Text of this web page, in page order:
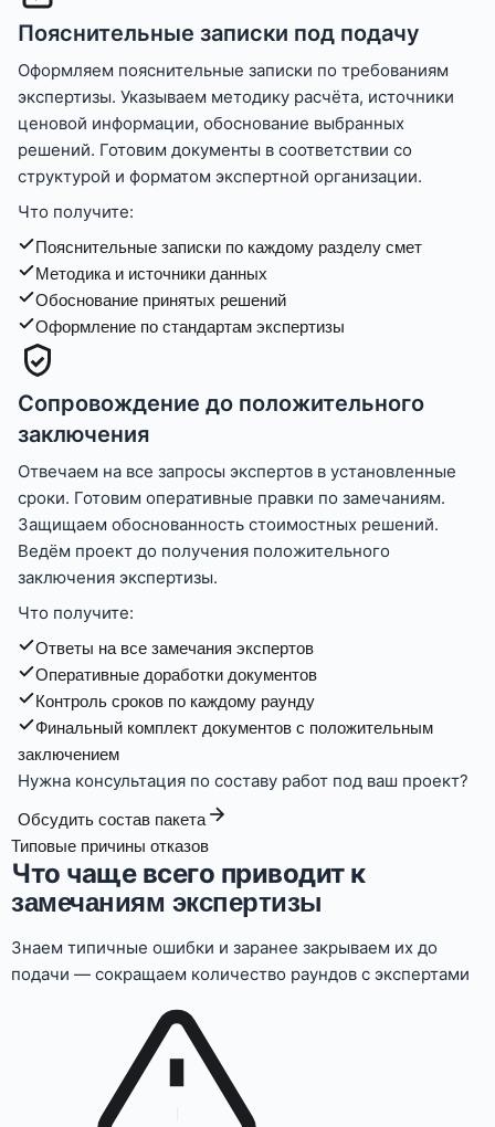
Пояснительные записки под подачу
Оформляем пояснительные записки по требованиям
экспертизы. Указываем методику расчёта, источники
ценовой информации, обоснование выбранных
решений. Готовим документы в соответствии со
структурой и форматом экспертной организации.
Что получите:
Пояснительные записки по каждому разделу смет
Методика и источники данных
Обоснование принятых решений
Оформление по стандартам экспертизы
Сопровождение до положительного
заключения
Отвечаем на все запросы экспертов в установленные
сроки. Готовим оперативные правки по замечаниям.
Защищаем обоснованность стоимостных решений.
Ведём проект до получения положительного
заключения экспертизы.
Что получите:
Ответы на все замечания экспертов
Оперативные доработки документов
Контроль сроков по каждому раунду
Финальный комплект документов с положительным
заключением
Нужна консультация по составу работ под ваш проект?
Обсудить состав пакета
Типовые причины отказов
Что чаще всего приводит к
замечаниям экспертизы
Знаем типичные ошибки и заранее закрываем их до
подачи — сокращаем количество раундов с экспертами